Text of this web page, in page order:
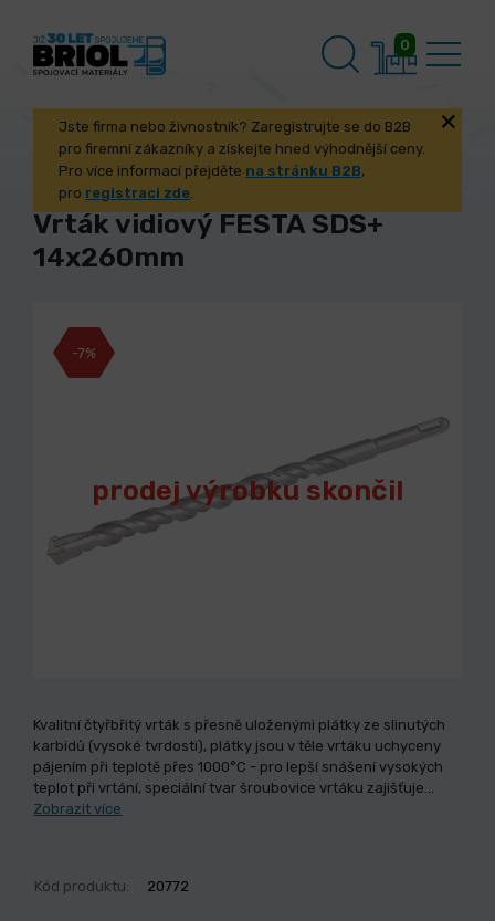
0
Jste firma nebo živnostník? Zaregistrujte se do B2B
pro firemní zákazníky a získejte hned výhodnější ceny.
Pro více informací přejděte na stránku B2B,
pro registraci zde.
Vrták vidiový FESTA SDS+
14x260mm
prodej výrobku skončil
-7%
Kvalitní čtyřbřitý vrták s přesně uloženými plátky ze slinutých
karbidů (vysoké tvrdosti), plátky jsou v těle vrtáku uchyceny
pájením při teplotě přes 1000°C - pro lepší snášení vysokých
teplot při vrtání, speciální tvar šroubovice vrtáku zajišťuje…
Zobrazit více
Kód produktu: 20772